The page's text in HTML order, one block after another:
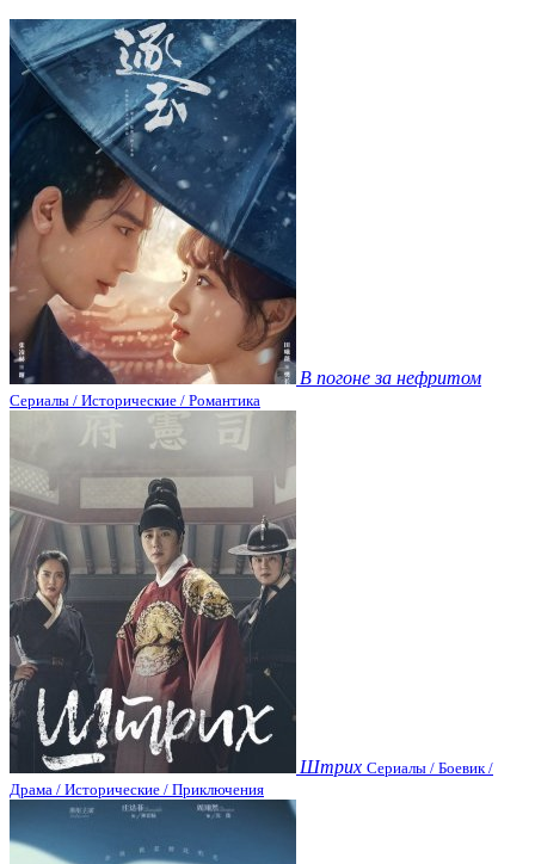
В погоне за нефритом
Сериалы / Исторические / Романтика
Штрих Сериалы / Боевик /
Драма / Исторические / Приключения